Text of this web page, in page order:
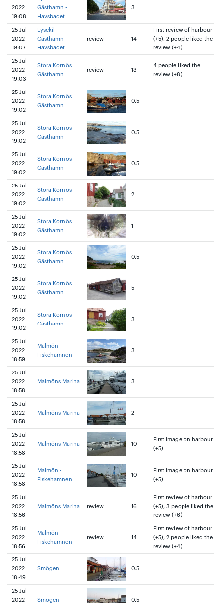
2022
19:08
Gästhamn -
Havsbadet
3
25 Jul
2022
19:07
Lysekil
Gästhamn -
Havsbadet
review 14
First review of harbour
(+5), 2 people liked the
review (+4)
25 Jul
2022
19:03
Stora Kornös
Gästhamn
review 13
4 people liked the
review (+8)
25 Jul
2022
19:02
Stora Kornös
Gästhamn
0.5
25 Jul
2022
19:02
Stora Kornös
Gästhamn
0.5
25 Jul
2022
19:02
Stora Kornös
Gästhamn
0.5
25 Jul
2022
19:02
Stora Kornös
Gästhamn
2
25 Jul
2022
19:02
Stora Kornös
Gästhamn
1
25 Jul
2022
19:02
Stora Kornös
Gästhamn
0.5
25 Jul
2022
19:02
Stora Kornös
Gästhamn
5
25 Jul
2022
19:02
Stora Kornös
Gästhamn
3
25 Jul
2022
18:59
Malmön -
Fiskehamnen
3
25 Jul
2022
18:58
Malmöns Marina 3
25 Jul
2022
18:58
Malmöns Marina 2
25 Jul
2022
18:58
Malmöns Marina 10
First image on harbour
(+5)
25 Jul
2022
18:58
Malmön -
Fiskehamnen
10
First image on harbour
(+5)
25 Jul
2022
18:56
Malmöns Marina review 16
First review of harbour
(+5), 3 people liked the
review (+6)
25 Jul
2022
18:56
Malmön -
Fiskehamnen
review 14
First review of harbour
(+5), 2 people liked the
review (+4)
25 Jul
2022
18:49
Smögen 0.5
25 Jul
2022
Smögen 0.5